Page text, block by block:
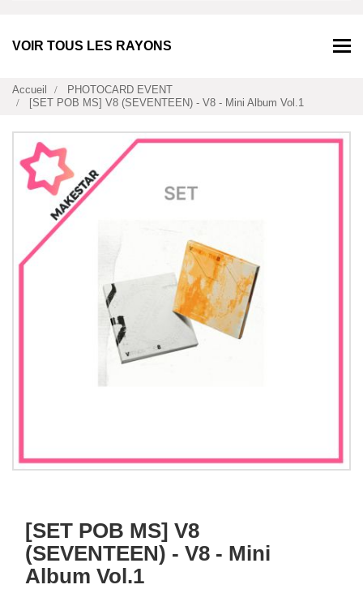
VOIR TOUS LES RAYONS
Accueil
PHOTOCARD EVENT
[SET POB MS] V8 (SEVENTEEN) - V8 - Mini Album Vol.1
[SET POB MS] V8
(SEVENTEEN) - V8 - Mini
Album Vol.1